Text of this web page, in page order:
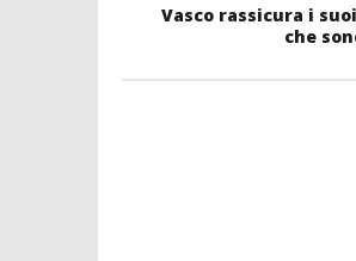
Vasco rassicura i
che